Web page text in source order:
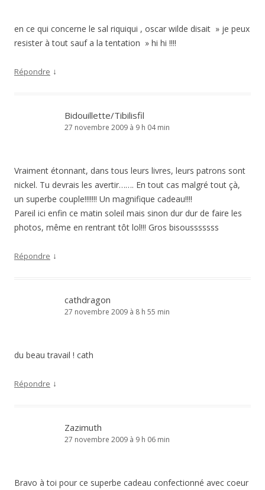
en ce qui concerne le sal riquiqui , oscar wilde disait » je peux
resister à tout sauf a la tentation » hi hi !!!!
Répondre ↓
Bidouillette/Tibilisfil
27 novembre 2009 à 9 h 04 min
Vraiment étonnant, dans tous leurs livres, leurs patrons sont
nickel. Tu devrais les avertir……. En tout cas malgré tout çà,
un superbe couple!!!!!!! Un magnifique cadeau!!!!
Pareil ici enfin ce matin soleil mais sinon dur dur de faire les
photos, même en rentrant tôt lol!!! Gros bisousssssss
Répondre ↓
cathdragon
27 novembre 2009 à 8 h 55 min
du beau travail ! cath
Répondre ↓
Zazimuth
27 novembre 2009 à 9 h 06 min
Bravo à toi pour ce superbe cadeau confectionné avec coeur